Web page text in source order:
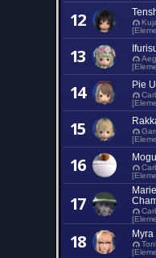
12
13
14 Pie
15
16
17
18